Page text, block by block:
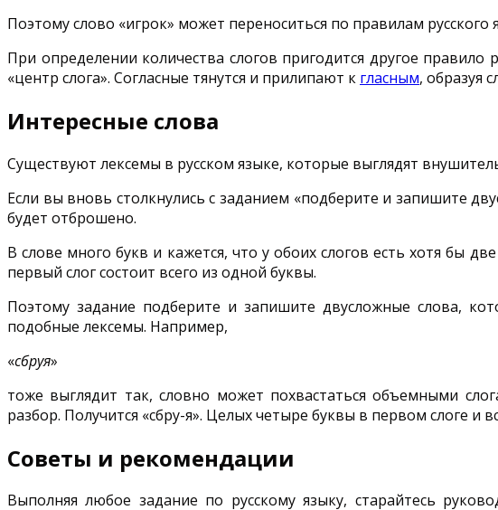
Поэтому слово «игрок» может переноситься по правилам русского
При определении количества слогов пригодится другое правило
«центр слога». Согласные тянутся и прилипают к гласным, образуя
Интересные слова
Существуют лексемы в русском языке, которые выглядят
Если вы вновь столкнулись с заданием «подберите и запишите
будет отброшено.
В слове много букв и кажется, что у обоих слогов есть хотя бы
первый слог состоит всего из одной буквы.
Поэтому задание подберите и запишите двусложные слова,
подобные лексемы. Например,
«сбруя»
тоже выглядит так, словно может похвастаться объемными
разбор. Получится «сбру-я». Целых четыре буквы в первом слоге и
Советы и рекомендации
Выполняя любое задание по русскому языку, старайтесь